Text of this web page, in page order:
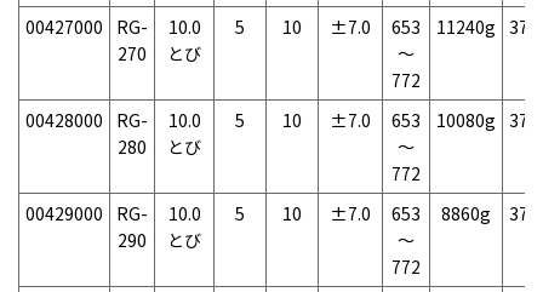
00427000
RG-
270
10.0
とび
5 10 ±7.0
653
～
772
11240g
00428000
RG-
280
10.0
とび
5 10 ±7.0
653
～
772
10080g
00429000
RG-
290
10.0
とび
5 10 ±7.0
653
～
772
8860g